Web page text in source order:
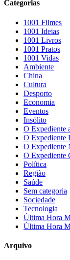
Categorias
1001 Filmes
1001 Ideias
1001 Livros
1001 Pratos
1001 Vidas
Ambiente
China
Cultura
Desporto
Economia
Eventos
Insólito
O Expediente
O Expediente
O Expediente
O Expediente
Política
Região
Saúde
Sem categoria
Sociedade
Tecnologia
Última Hora
Última Hora
Arquivo